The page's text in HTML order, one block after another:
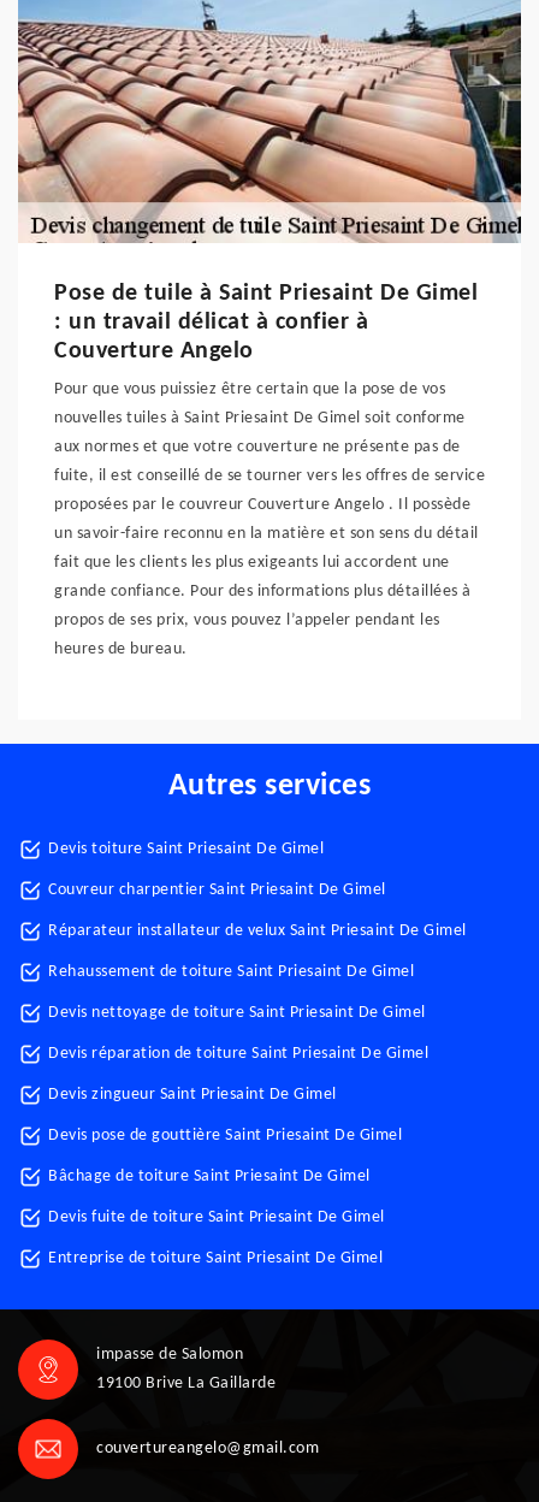
Pose de tuile à Saint Priesaint De Gimel
: un travail délicat à confier à
Couverture Angelo
Pour que vous puissiez être certain que la pose de vos
nouvelles tuiles à Saint Priesaint De Gimel soit conforme
aux normes et que votre couverture ne présente pas de
fuite, il est conseillé de se tourner vers les offres de service
proposées par le couvreur Couverture Angelo . Il possède
un savoir-faire reconnu en la matière et son sens du détail
fait que les clients les plus exigeants lui accordent une
grande confiance. Pour des informations plus détaillées à
propos de ses prix, vous pouvez l’appeler pendant les
heures de bureau.
Autres services
Devis toiture Saint Priesaint De Gimel
Couvreur charpentier Saint Priesaint De Gimel
Réparateur installateur de velux Saint Priesaint De Gimel
Rehaussement de toiture Saint Priesaint De Gimel
Devis nettoyage de toiture Saint Priesaint De Gimel
Devis réparation de toiture Saint Priesaint De Gimel
Devis zingueur Saint Priesaint De Gimel
Devis pose de gouttière Saint Priesaint De Gimel
Bâchage de toiture Saint Priesaint De Gimel
Devis fuite de toiture Saint Priesaint De Gimel
Entreprise de toiture Saint Priesaint De Gimel
impasse de Salomon
19100 Brive La Gaillarde
couvertureangelo@gmail.com